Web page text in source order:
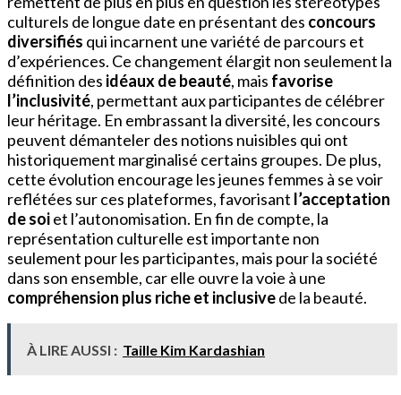
culturels de longue date en présentant des concours
diversifiés qui incarnent une variété de parcours et
d’expériences. Ce changement élargit non seulement la
définition des idéaux de beauté, mais favorise
l’inclusivité, permettant aux participantes de célébrer
leur héritage. En embrassant la diversité, les concours
peuvent démanteler des notions nuisibles qui ont
historiquement marginalisé certains groupes. De plus,
cette évolution encourage les jeunes femmes à se voir
reflétées sur ces plateformes, favorisant l’acceptation
de soiet l’autonomisation. En fin de compte, la
représentation culturelle est importante non
seulement pour les participantes, mais pour la société
dans son ensemble, car elle ouvre la voie à une
compréhension plus riche et inclusivede la beauté.
À LIRE AUSSI : Taille Kim Kardashian